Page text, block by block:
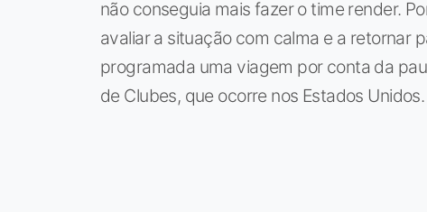
não conseguia mais fazer o time render.
avaliar a situação com calma e a retornar
programada uma viagem por conta da
de Clubes, que ocorre nos Estados Unidos.